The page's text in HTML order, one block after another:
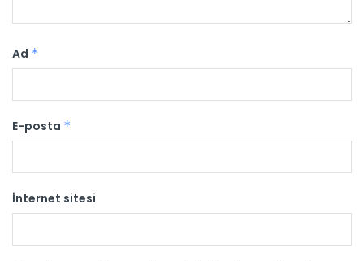
Ad *
E-posta *
İnternet sitesi